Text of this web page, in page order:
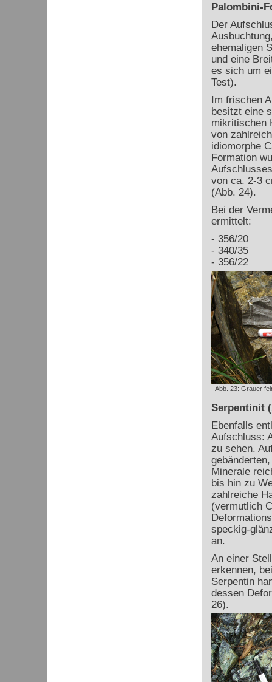
Palombini-
Der
ehemaligen
und eine
es sich um
Test).
Im frischen
besitzt eine
mikritischen
von
idiomorphe
Formation
von ca. 2-3
(Abb. 24).
Bei der
ermittelt:
- 356/20
- 340/35
- 356/22
Abb. 23: Grauer
Serpentinit
Ebenfalls
Aufschluss:
zu sehen.
Minerale
bis hin zu
zahlreiche
(vermutlich
speckig-
an.
An einer
erkennen,
Serpentin
dessen
26).